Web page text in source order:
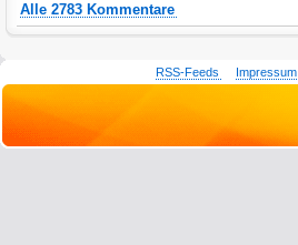
Alle 2783 Kommentare
RSS-Feeds Impressum